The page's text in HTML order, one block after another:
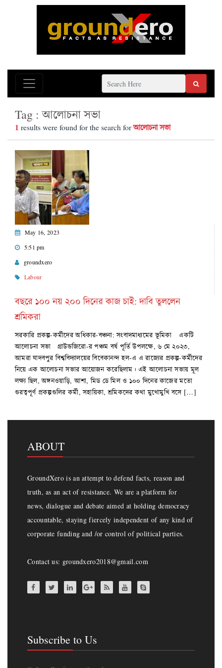
Tag : আলোচনা সভা
1 results were found for the search forআলোচনা সভা
May 16, 2023
5:51 pm
groundxero
Labour
বছরে ১০০ নয় ২০০ দিনের কাজ চাই: দাবি তুললেন
শ্রমিকরা
সরকারি প্রকল্প-কর্মীদের অধিকার-বঞ্চনা: সংবাদমাধ্যমের ভূমিকা একটি
আলোচনা সভা গ্রাউন্ডজিরো-র পঞ্চম বর্ষ পূর্তি উপলক্ষে, ৬ মে ২০২৩,
আমরা যাদবপুর বিশ্ববিদ্যালয়ের বিবেকানন্দ হল-এ এ রাজ্যের প্রকল্প-কর্মীদের
নিয়ে এক আলোচনা সভার আয়োজন করেছিলাম। এই আলোচনা সভায় মূল
লক্ষ্য ছিল, অঙ্গনওয়াড়ি, আশা, মিড ডে মিল ও ১০০ দিনের কাজের মতো
গুরত্বপূর্ণ প্রকল্পগুলির কর্মী, সহায়িকা, শ্রমিকদের কথা মুখোমুখি বসে […]
ABOUT
GroundXero is an attempt to defend facts, reason and
truth, as an act of resistance. We are a platform for
news, dialogue and debate aimed at holding democracy
accountable, staying fiercely independent of any kind of
corporate funding and /or control of political parties.
Contact us: groundxero2018@gmail.com
Subscribe to Us